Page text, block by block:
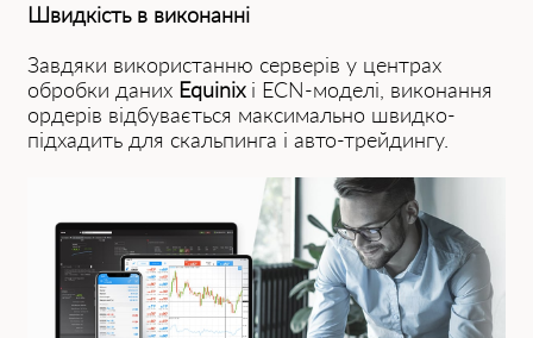
Швидкість в виконанні
Завдяки використанню серверів у центрах
обробки даних Equinixі ECN-моделі, виконання
ордерів відбувається максимально швидко-
підхадить для скальпинга і авто-трейдингу.